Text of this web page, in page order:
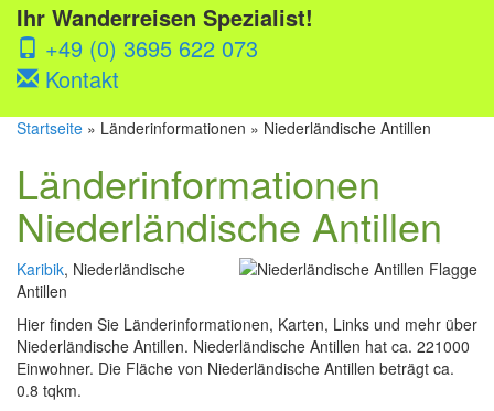
Ihr Wanderreisen Spezialist!
+49 (0) 3695 622 073
Kontakt
Startseite » Länderinformationen » Niederländische Antillen
Länderinformationen
Niederländische Antillen
Karibik, Niederländische
Antillen
Hier finden Sie Länderinformationen, Karten, Links und mehr über
Niederländische Antillen. Niederländische Antillen hat ca. 221000
Einwohner. Die Fläche von Niederländische Antillen beträgt ca.
0.8 tqkm.